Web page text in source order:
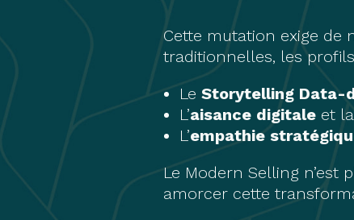
Cette mutation exige de
traditionnelles, les
Le Storytelling Data-
L’aisance digitale et
L’empathie
Le Modern Selling n’est
amorcer cette